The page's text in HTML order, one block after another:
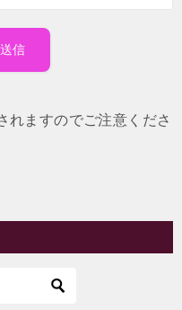
れますのでご注意くださ